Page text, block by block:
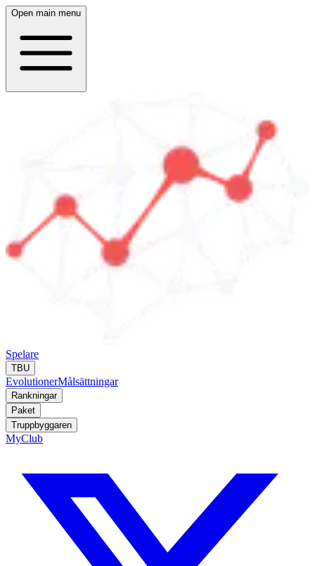
Open main menu
Spelare
TBU
EvolutionerMålsättningar
Rankningar
Paket
Truppbyggaren
MyClub